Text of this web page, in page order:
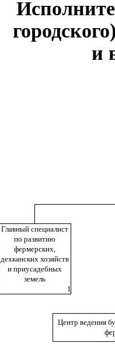
и
Главный специалист
по развитию
фермерских,
дехканских хозяйств
и приусадебных
земель
1
Центр ведения